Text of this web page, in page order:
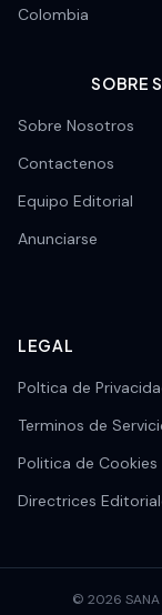
Colombia
SOBRE
Sobre Nosotros
Contactenos
Equipo Editorial
Anunciarse
LEGAL
Poltica de
Terminos de
Politica de Cookies
Directrices
© 2026